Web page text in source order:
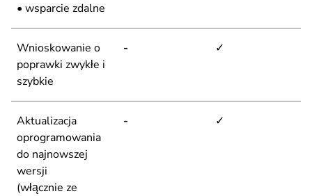
• wsparcie zdalne
Wnioskowanie o
poprawki zwykłe i
szybkie
- ✓
Aktualizacja
oprogramowania
do najnowszej
wersji
(włącznie ze
- ✓